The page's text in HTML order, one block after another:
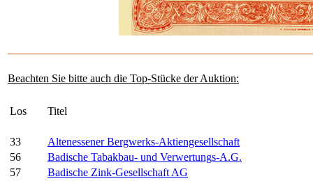
Beachten Sie bitte auch die Top-Stücke der Auktion:
Los Titel
33
Altenessener Bergwerks-Aktiengesellschaft
56
Badische Tabakbau- und Verwertungs-A.G.
57
Badische Zink-Gesellschaft AG